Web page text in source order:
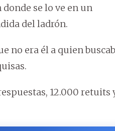
se lo ve en un
del ladrón.
no era él a quien
12.000 retuits